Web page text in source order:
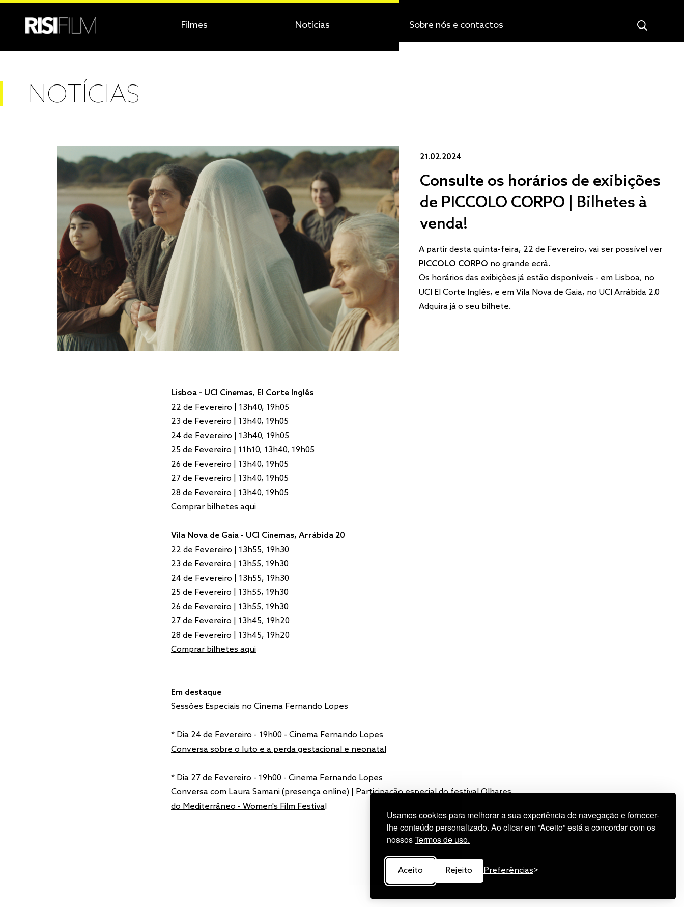
Usamos cookies para melhorar a sua experiência de navegação e fornecer-
lhe conteúdo personalizado. Ao clicar em “Aceito” está a concordar com os
nossosTermos de uso.
Aceito Rejeito Preferências
Filmes Notícias Sobre nós e contactos
NOTÍCIAS
21.02.2024
Consulte os horários de exibições
de PICCOLO CORPO | Bilhetes à
venda!
A partir desta quinta-feira, 22 de Fevereiro, vai ser possível ver
PICCOLO CORPO no grande ecrã.
Os horários das exibições já estão disponíveis - em Lisboa, no
UCI El Corte Inglés, e em Vila Nova de Gaia, no UCI Arrábida 2.0
Adquira já o seu bilhete.
Lisboa - UCI Cinemas, El Corte Inglês
22 de Fevereiro | 13h40, 19h05
23 de Fevereiro | 13h40, 19h05
24 de Fevereiro | 13h40, 19h05
25 de Fevereiro | 11h10, 13h40, 19h05
26 de Fevereiro | 13h40, 19h05
27 de Fevereiro | 13h40, 19h05
28 de Fevereiro | 13h40, 19h05
Comprar bilhetes aqui
Vila Nova de Gaia - UCI Cinemas, Arrábida 20
22 de Fevereiro | 13h55, 19h30
23 de Fevereiro | 13h55, 19h30
24 de Fevereiro | 13h55, 19h30
25 de Fevereiro | 13h55, 19h30
26 de Fevereiro | 13h55, 19h30
27 de Fevereiro | 13h45, 19h20
28 de Fevereiro | 13h45, 19h20
Comprar bilhetes aqui
Em destaque
Sessões Especiais no Cinema Fernando Lopes
* Dia 24 de Fevereiro - 19h00 - Cinema Fernando Lopes
Conversa sobre o luto e a perda gestacional e neonatal
* Dia 27 de Fevereiro - 19h00 - Cinema Fernando Lopes
Conversa com Laura Samani (presença online) | Participação especial do festival Olhares
do Mediterrâneo - Women's Film Festival